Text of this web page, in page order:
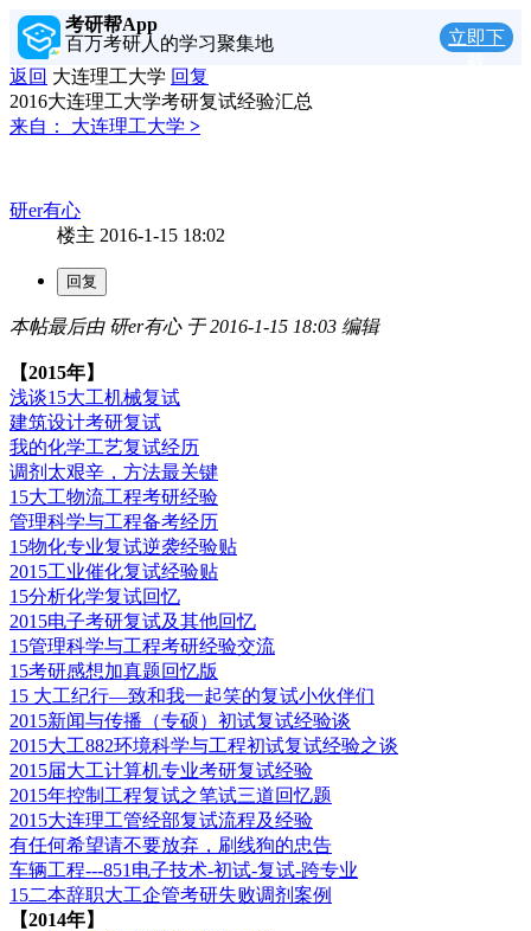
考研帮App
百万考研人的学习聚集地
立即下
返回 大连理工大学 回复
2016大连理工大学考研复试经验汇总
来自：
大连理工大学 >
研er有心
楼主 2016-1-15 18:02
本帖最后由 研er有心 于 2016-1-15 18:03 编辑
【2015年】
浅谈15大工机械复试
建筑设计考研复试
我的化学工艺复试经历
调剂太艰辛，方法最关键
15大工物流工程考研经验
管理科学与工程备考经历
15物化专业复试逆袭经验贴
2015工业催化复试经验贴
15分析化学复试回忆
2015电子考研复试及其他回忆
15管理科学与工程考研经验交流
15考研感想加真题回忆版
15 大工纪行—致和我一起笑的复试小伙伴们
2015新闻与传播（专硕）初试复试经验谈
2015大工882环境科学与工程初试复试经验之谈
2015届大工计算机专业考研复试经验
2015年控制工程复试之笔试三道回忆题
2015大连理工管经部复试流程及经验
有任何希望请不要放弃，刷线狗的忠告
车辆工程---851电子技术-初试-复试-跨专业
15二本辞职大工企管考研失败调剂案例
【2014年】